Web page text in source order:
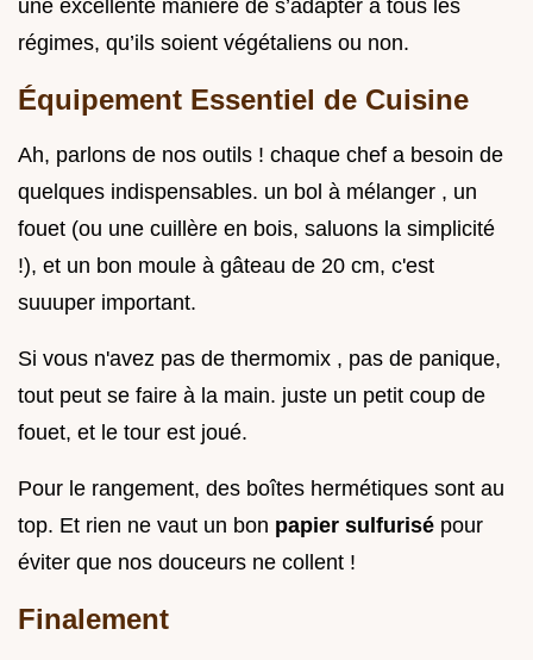
une excellente manière de s’adapter à tous les
régimes, qu’ils soient végétaliens ou non.
Équipement Essentiel de Cuisine
Ah, parlons de nos outils ! chaque chef a besoin de
quelques indispensables. un bol à mélanger , un
fouet (ou une cuillère en bois, saluons la simplicité
!), et un bon moule à gâteau de 20 cm, c'est
suuuper important.
Si vous n'avez pas de thermomix , pas de panique,
tout peut se faire à la main. juste un petit coup de
fouet, et le tour est joué.
Pour le rangement, des boîtes hermétiques sont au
top. Et rien ne vaut un bon papier sulfurisé pour
éviter que nos douceurs ne collent !
Finalement